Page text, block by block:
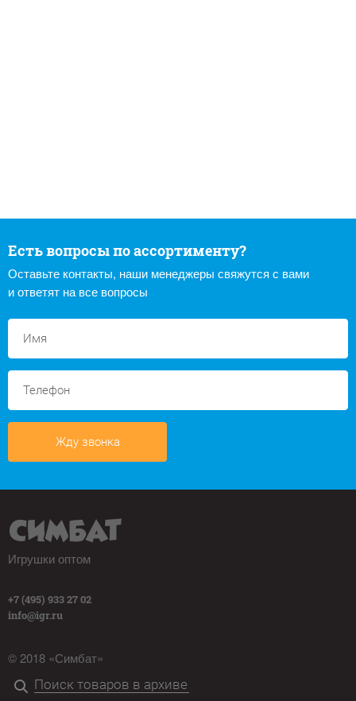
Есть вопросы по ассортименту?
Оставьте контакты, наши менеджеры свяжутся с вами
и ответят на все вопросы
Жду звонка
Игрушки оптом
+7 (495) 933 27 02
info@igr.ru
© 2018 «Симбат»